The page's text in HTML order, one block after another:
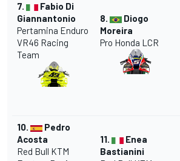
7.
Fabio Di
Giannantonio
Pertamina Enduro
VR46 Racing
Team
8.
Diogo
Moreira
Pro Honda LCR
10.
Pedro
Acosta
Red Bull KTM
11.
Enea
Bastianini